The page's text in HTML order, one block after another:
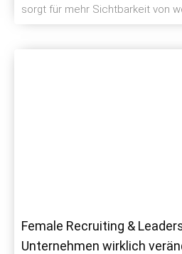
sorgt für mehr Sichtbarkeit von
Female Recruiting &
Unternehmen wirklich